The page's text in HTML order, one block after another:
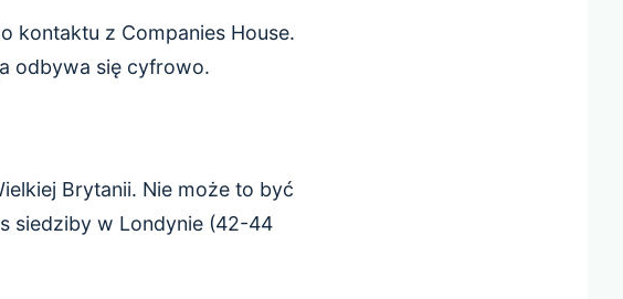
kontaktu z Companies House.
odbywa się cyfrowo.
Brytanii. Nie może to być
siedziby w Londynie (42-44